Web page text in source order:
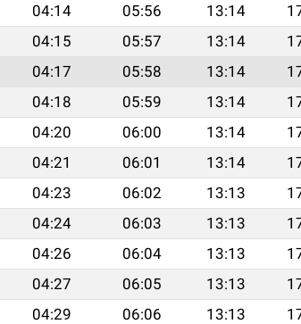
04:14 05:56 13:14
04:15 05:57 13:14
04:17 05:58 13:14
04:18 05:59 13:14
04:20 06:00 13:14
04:21 06:01 13:14
04:23 06:02 13:13
04:24 06:03 13:13
04:26 06:04 13:13
04:27 06:05 13:13
04:29 06:06 13:13